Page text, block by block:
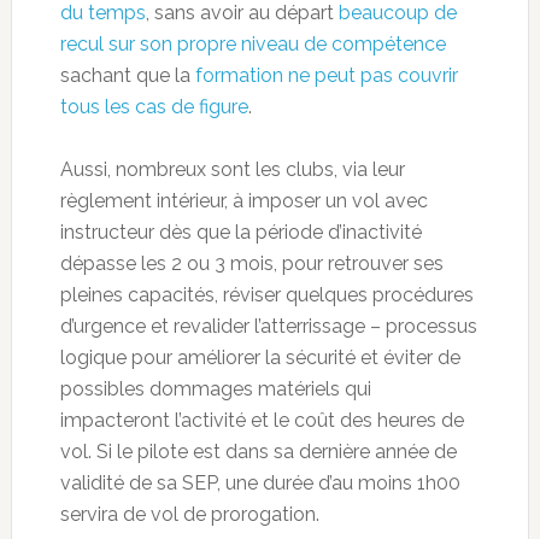
du temps, sans avoir au départ beaucoup de
recul sur son propre niveau de compétence
sachant que la formation ne peut pas couvrir
tous les cas de figure.
Aussi, nombreux sont les clubs, via leur
règlement intérieur, à imposer un vol avec
instructeur dès que la période d’inactivité
dépasse les 2 ou 3 mois, pour retrouver ses
pleines capacités, réviser quelques procédures
d’urgence et revalider l’atterrissage – processus
logique pour améliorer la sécurité et éviter de
possibles dommages matériels qui
impacteront l’activité et le coût des heures de
vol. Si le pilote est dans sa dernière année de
validité de sa SEP, une durée d’au moins 1h00
servira de vol de prorogation.